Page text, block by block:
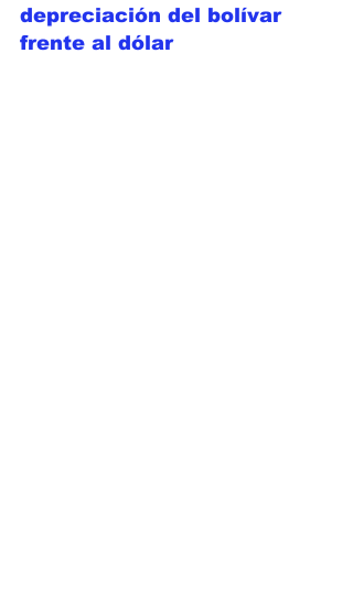
depreciación del bolívar
frente al dólar